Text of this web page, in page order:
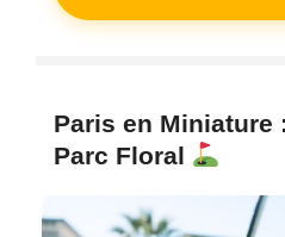
Paris en Miniature
Parc Floral